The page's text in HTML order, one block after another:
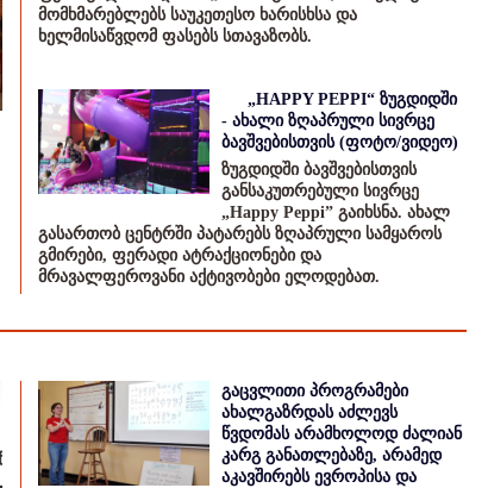
მომხმარებლებს საუკეთესო ხარისხსა და
ხელმისაწვდომ ფასებს სთავაზობს.
„HAPPY PEPPI“ ზუგდიდში
- ახალი ზღაპრული სივრცე
ბავშვებისთვის (ფოტო/ვიდეო)
ზუგდიდში ბავშვებისთვის
განსაკუთრებული სივრცე
„Happy Peppi” გაიხსნა. ახალ
გასართობ ცენტრში პატარებს ზღაპრული სამყაროს
გმირები, ფერადი ატრაქციონები და
მრავალფეროვანი აქტივობები ელოდებათ.
გაცვლითი პროგრამები
ახალგაზრდას აძლევს
წვდომას არამხოლოდ ძალიან
კარგ განათლებაზე, არამედ
აკავშირებს ევროპისა და